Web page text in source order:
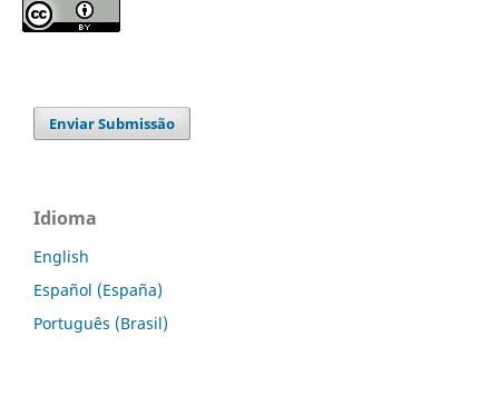
Enviar Submissão
Idioma
English
Español (España)
Português (Brasil)